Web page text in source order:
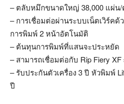
– ตลับหมึกขนาดใหญ่ 38,000 แผ่น
– การเชื่อมต่อผ่านระบบเน็ตเวิร์คด้
การพิมพ์ 2 หน้าอัตโนมัติ
– ต้นทุนการพิมพ์ที่แสนจะประหยัด
– สามารถเชื่อมต่อกับ Rip Fiery XF
– รับประกันตัวเครื่อง 3 ปี หัวพิมพ์
ปี